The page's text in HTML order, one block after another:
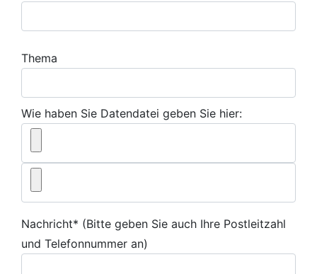
Thema
Wie haben Sie Datendatei geben Sie hier:
Nachricht* (Bitte geben Sie auch Ihre Postleitzahl
und Telefonnummer an)